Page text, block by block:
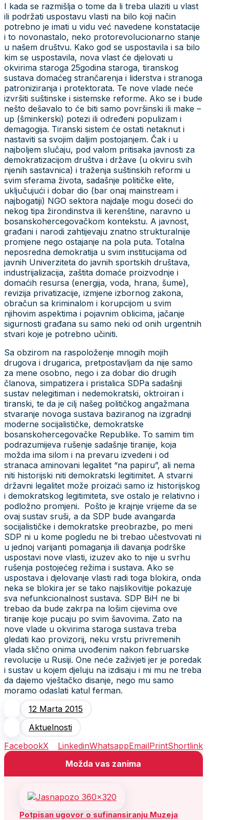
I kada se razmišlja o tome da li treba ulaziti u vlast
ili podržati uspostavu vlasti na bilo koji način
potrebno je imati u vidu već navedene konstatacije
i to novonastalo, neko protorevolucionarno stanje
u našem društvu. Kako god se uspostavila i sa bilo
kim se uspostavila, nova vlast će djelovati u
okvirima staroga 25godina staroga, tiranskog
sustava domaćeg strančarenja i liderstva i stranoga
patroniziranja i protektorata. Te nove vlade neće
izvršiti suštinske i sistemske reforme. Ako se i bude
nešto dešavalo to će biti samo površinski ili make –
up (šminkerski) potezi ili određeni populizam i
demagogija. Tiranski sistem će ostati netaknut i
nastaviti sa svojim daljim postojanjem. Čak i u
najboljem slučaju, pod valom pritisaka javnosti za
demokratizacijom društva i države (u okviru svih
njenih sastavnica) i traženja suštinskih reformi u
svim sferama života, sadašnje političke elite,
uključujući i dobar dio (bar onaj mainstream i
najbogatiji) NGO sektora najdalje mogu doseći do
nekog tipa žirondinstva ili kerenštine, naravno u
bosanskohercegovačkom kontekstu. A javnost,
građani i narodi zahtijevaju znatno strukturalnije
promjene nego ostajanje na pola puta. Totalna
neposredna demokratija u svim institucijama od
javnih Univerziteta do javnih sportskih društava,
industrijalizacija, zaštita domaće proizvodnje i
domaćih resursa (energija, voda, hrana, šume),
revizija privatizacije, izmjene izbornog zakona,
obračun sa kriminalom i korupcijom u svim
njihovim aspektima i pojavnim oblicima, jačanje
sigurnosti građana su samo neki od onih urgentnih
stvari koje je potrebno učiniti.
Sa obzirom na raspoloženje mnogih mojih
drugova i drugarica, pretpostavljam da nije samo
za mene osobno, nego i za dobar dio drugih
članova, simpatizera i pristalica SDPa sadašnji
sustav nelegitiman i nedemokratski, oktroiran i
tiranski, te da je cilj našeg političkog angažmana
stvaranje novoga sustava baziranog na izgradnji
moderne socijalističke, demokratske
bosanskohercegovačke Republike. To samim tim
podrazumijeva rušenje sadašnje tiranije, koja
možda ima silom i na prevaru izvedeni i od
stranaca aminovani legalitet “na papiru”, ali nema
niti historijski niti demokratski legitimitet. A stvarni
državni legalitet može proizaći samo iz historijskog
i demokratskog legitimiteta, sve ostalo je relativno i
podložno promjeni. Pošto je krajnje vrijeme da se
ovaj sustav sruši, a da SDP bude avangarda
socijalističke i demokratske preobrazbe, po meni
SDP ni u kome pogledu ne bi trebao učestvovati ni
u jednoj varijanti pomaganja ili davanja podrške
uspostavi nove vlasti, izuzev ako to nije u svrhu
rušenja postojećeg režima i sustava. Ako se
uspostava i djelovanje vlasti radi toga blokira, onda
neka se blokira jer se tako najslikovitije pokazuje
sva nefunkcionalnost sustava. SDP BiH ne bi
trebao da bude zakrpa na lošim cijevima ove
tiranije koje pucaju po svim šavovima. Zato na
nove vlade u okvirima staroga sustava treba
gledati kao provizorij, neku vrstu privremenih
vlada slično onima uvođenim nakon februarske
revolucije u Rusiji. One neće zaživjeti jer je poredak
i sustav u kojem djeluju na izdisaju i mi mu ne treba
da dajemo vještačko disanje, nego mu samo
moramo odaslati katul ferman.
12 Marta 2015
Aktuelnosti
FacebookX LinkedinWhatsappEmailPrintShortlink
Možda vas zanima
Potpisan ugovor o sufinansiranju Muzeja